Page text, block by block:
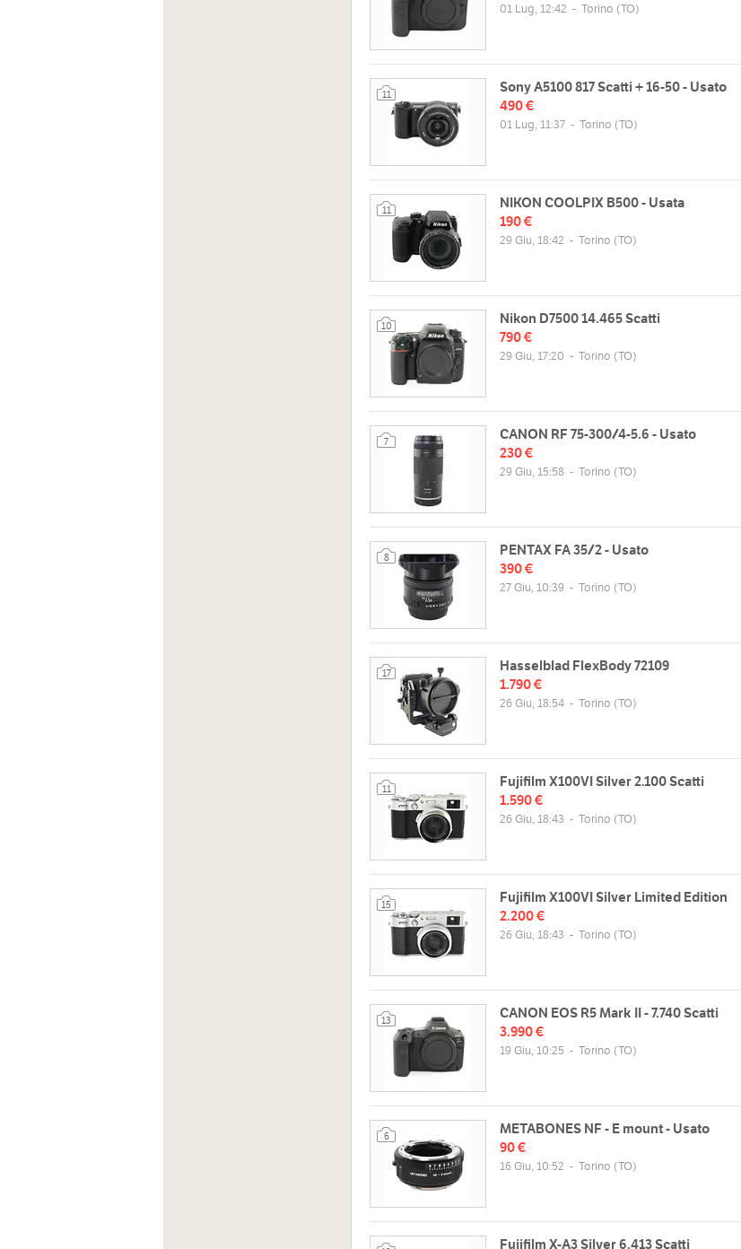
01 Lug, 12:42 - Torino (TO)
11
Sony A5100 817 Scatti + 16-50 - Usato
490 €
01 Lug, 11:37 - Torino (TO)
11
NIKON COOLPIX B500 - Usata
190 €
29 Giu, 18:42 - Torino (TO)
10
Nikon D7500 14.465 Scatti
790 €
29 Giu, 17:20 - Torino (TO)
7
CANON RF 75-300/4-5.6 - Usato
230 €
29 Giu, 15:58 - Torino (TO)
8
PENTAX FA 35/2 - Usato
390 €
27 Giu, 10:39 - Torino (TO)
17
Hasselblad FlexBody 72109
1.790 €
26 Giu, 18:54 - Torino (TO)
11
Fujifilm X100VI Silver 2.100 Scatti
1.590 €
26 Giu, 18:43 - Torino (TO)
15
Fujifilm X100VI Silver Limited Edition
2.200 €
26 Giu, 18:43 - Torino (TO)
13
CANON EOS R5 Mark II - 7.740 Scatti
3.990 €
19 Giu, 10:25 - Torino (TO)
6
METABONES NF - E mount - Usato
90 €
16 Giu, 10:52 - Torino (TO)
Fujifilm X-A3 Silver 6.413 Scatti